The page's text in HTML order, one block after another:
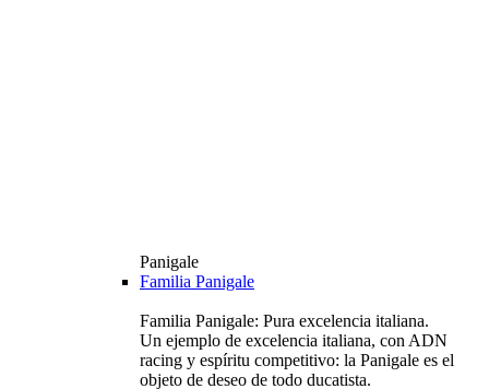
Panigale
Familia Panigale
Familia Panigale: Pura excelencia italiana.
Un ejemplo de excelencia italiana, con ADN
racing y espíritu competitivo: la Panigale es el
objeto de deseo de todo ducatista.